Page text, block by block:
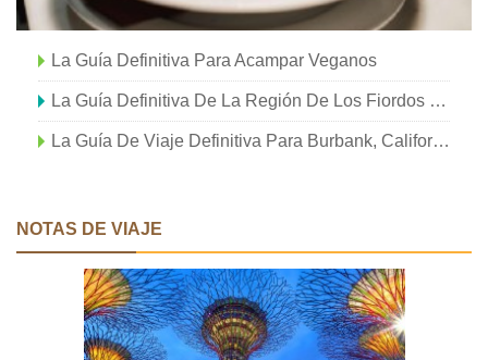
La Guía Definitiva Para Acampar Veganos
La Guía Definitiva De La Región De Los Fiordos De Noruega
La Guía De Viaje Definitiva Para Burbank, California
NOTAS DE VIAJE